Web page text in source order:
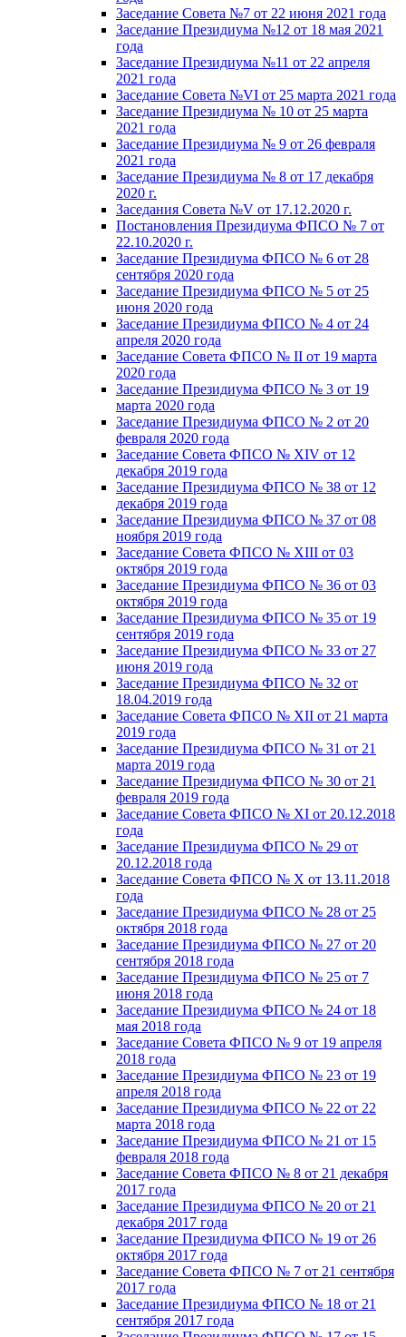
Заседание Совета №7 от 22 июня 2021 года
Заседание Президиума №12 от 18 мая 2021
года
Заседание Президиума №11 от 22 апреля
2021 года
Заседание Совета №VI от 25 марта 2021 года
Заседание Президиума № 10 от 25 марта
2021 года
Заседание Президиума № 9 от 26 февраля
2021 года
Заседание Президиума № 8 от 17 декабря
2020 г.
Заседания Совета №V от 17.12.2020 г.
Постановления Президиума ФПСО № 7 от
22.10.2020 г.
Заседание Президиума ФПСО № 6 от 28
сентября 2020 года
Заседание Президиума ФПСО № 5 от 25
июня 2020 года
Заседание Президиума ФПСО № 4 от 24
апреля 2020 года
Заседание Совета ФПСО № II от 19 марта
2020 года
Заседание Президиума ФПСО № 3 от 19
марта 2020 года
Заседание Президиума ФПСО № 2 от 20
февраля 2020 года
Заседание Совета ФПСО № XIV от 12
декабря 2019 года
Заседание Президиума ФПСО № 38 от 12
декабря 2019 года
Заседание Президиума ФПСО № 37 от 08
ноября 2019 года
Заседание Совета ФПСО № XIII от 03
октября 2019 года
Заседание Президиума ФПСО № 36 от 03
октября 2019 года
Заседание Президиума ФПСО № 35 от 19
сентября 2019 года
Заседание Президиума ФПСО № 33 от 27
июня 2019 года
Заседание Президиума ФПСО № 32 от
18.04.2019 года
Заседание Совета ФПСО № XII от 21 марта
2019 года
Заседание Президиума ФПСО № 31 от 21
марта 2019 года
Заседание Президиума ФПСО № 30 от 21
февраля 2019 года
Заседание Совета ФПСО № XI от 20.12.2018
года
Заседание Президиума ФПСО № 29 от
20.12.2018 года
Заседание Совета ФПСО № X от 13.11.2018
года
Заседание Президиума ФПСО № 28 от 25
октября 2018 года
Заседание Президиума ФПСО № 27 от 20
сентября 2018 года
Заседание Президиума ФПСО № 25 от 7
июня 2018 года
Заседание Президиума ФПСО № 24 от 18
мая 2018 года
Заседание Совета ФПСО № 9 от 19 апреля
2018 года
Заседание Президиума ФПСО № 23 от 19
апреля 2018 года
Заседание Президиума ФПСО № 22 от 22
марта 2018 года
Заседание Президиума ФПСО № 21 от 15
февраля 2018 года
Заседание Совета ФПСО № 8 от 21 декабря
2017 года
Заседание Президиума ФПСО № 20 от 21
декабря 2017 года
Заседание Президиума ФПСО № 19 от 26
октября 2017 года
Заседание Совета ФПСО № 7 от 21 сентября
2017 года
Заседание Президиума ФПСО № 18 от 21
сентября 2017 года